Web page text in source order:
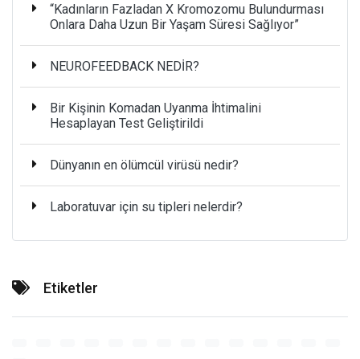
“Kadınların Fazladan X Kromozomu Bulundurması
Onlara Daha Uzun Bir Yaşam Süresi Sağlıyor”
NEUROFEEDBACK NEDİR?
Bir Kişinin Komadan Uyanma İhtimalini
Hesaplayan Test Geliştirildi
Dünyanın en ölümcül virüsü nedir?
Laboratuvar için su tipleri nelerdir?
Etiketler